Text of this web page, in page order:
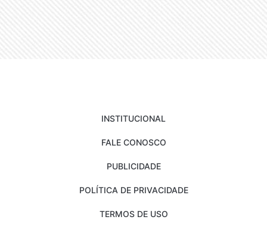
INSTITUCIONAL
FALE CONOSCO
PUBLICIDADE
POLÍTICA DE PRIVACIDADE
TERMOS DE USO